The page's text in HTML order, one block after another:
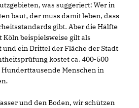
was suggeriert: Wer in
baut, der muss damit leben, dass
gibt. Aber die Hälfte
Köln beispielsweise gilt als
und ein Drittel der Fläche der Stadt
kostet ca. 400-500
Menschen in
und den Boden, wir schützen